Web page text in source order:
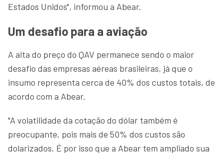
Estados Unidos", informou a Abear.
Um desafio para a aviação
A alta do preço do QAV permanece sendo o maior
desafio das empresas aéreas brasileiras, já que o
insumo representa cerca de 40% dos custos totais, de
acordo com a Abear.
"A volatilidade da cotação do dólar também é
preocupante, pois mais de 50% dos custos são
dolarizados. É por isso que a Abear tem ampliado sua